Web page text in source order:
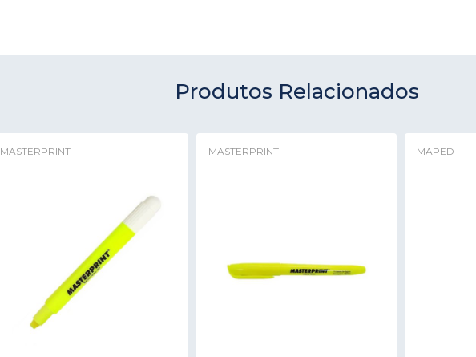
Produtos Relacionados
MASTERPRINT MASTERPRINT MAPED